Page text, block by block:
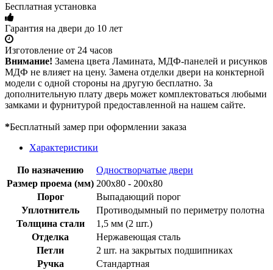
Бесплатная установка
Гарантия на двери до 10 лет
Изготовление от 24 часов
Внимание! Замена цвета Ламината, МДФ-панелей и рисунков
МДФ не влияет на цену. Замена отделки двери на конктерной
модели с одной стороны на другую бесплатно. За
дополнительную плату дверь может комплектоваться любыми
замками и фурнитурой предоставленной на нашем сайте.
*Бесплатный замер при оформлении заказа
Характеристики
По назначению
Одностворчатые двери
Размер проема (мм) 200х80 - 200х80
Порог
Выпадающий порог
Уплотнитель
Противодымный по периметру полотна
Толщина стали
1,5 мм (2 шт.)
Отделка
Нержавеющая сталь
Петли
2 шт. на закрытых подшипниках
Ручка
Стандартная